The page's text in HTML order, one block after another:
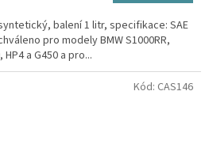
balení 1 litr, specifikace: SAE
pro modely BMW S1000RR,
a G450 a pro...
Kód: CAS146